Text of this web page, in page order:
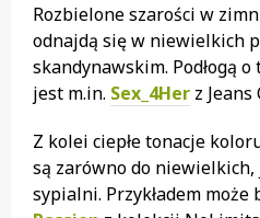
Rozbielone szarości w
odnajdą się w niewielkich
skandynawskim. Podłogą
jest m.in. Sex_4Her z
Z kolei ciepłe tonacje
są zarówno do
sypialni. Przykładem może